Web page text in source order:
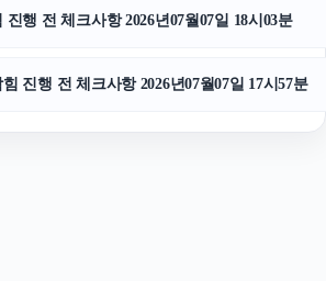
진행 전 체크사항 2026년07월07일 18시03분
진행 전 체크사항 2026년07월07일 17시57분